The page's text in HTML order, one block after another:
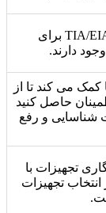
استانداردهای TIA/EIA-568 برای
دارند.
کمک می کند تا از
حاصل کنید
شناسایی و رفع
تجهیزات با
تجهیزات